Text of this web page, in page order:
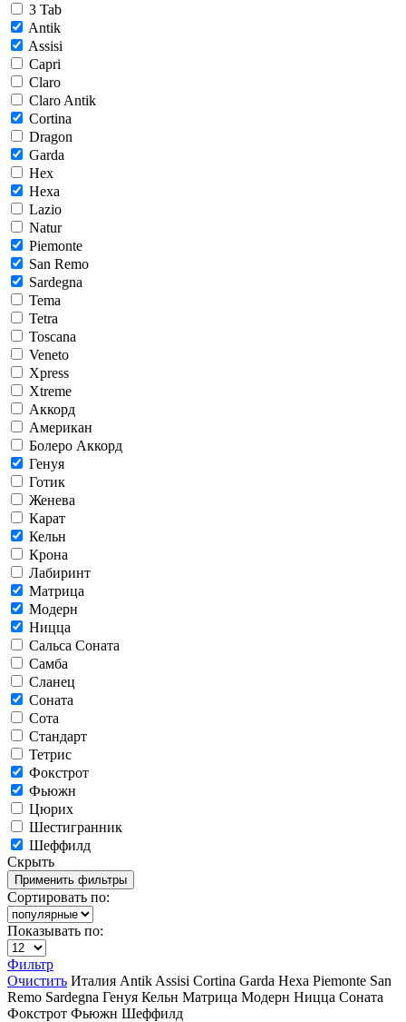
3 Tab
Antik
Assisi
Capri
Claro
Claro Antik
Cortina
Dragon
Garda
Hex
Hexa
Lazio
Natur
Piemonte
San Remo
Sardegna
Tema
Tetra
Toscana
Veneto
Xpress
Xtreme
Аккорд
Американ
Болеро Аккорд
Генуя
Готик
Женева
Карат
Кельн
Крона
Лабиринт
Матрица
Модерн
Ницца
Сальса Соната
Самба
Сланец
Соната
Сота
Стандарт
Тетрис
Фокстрот
Фьюжн
Цюрих
Шестигранник
Шеффилд
Скрыть
Сортировать по:
Показывать по:
Фильтр
Очистить Италия Antik Assisi Cortina Garda Hexa Piemonte San
Remo Sardegna Генуя Кельн Матрица Модерн Ницца Соната
Фокстрот Фьюжн Шеффилд